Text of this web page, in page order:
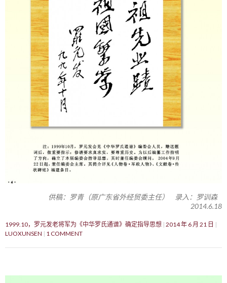
供稿：罗青（原广东省外经贸委主任） 录入：罗训森
2014.6.18
1999.10，罗元发老将军为《中华罗氏通谱》确定指导思想 2014 年 6 月 21 日
LUOXUNSEN
1 COMMENT